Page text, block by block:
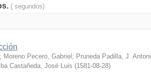
( segundos)
; Moreno Pecero, Gabriel ; Pruneda Padilla, J.
Castañeda, José Luis (1581-08-28)